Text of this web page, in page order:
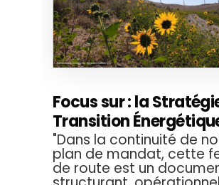
Focus sur : la
Transition
"Dans la continuité de
plan de mandat, cette
de route est un